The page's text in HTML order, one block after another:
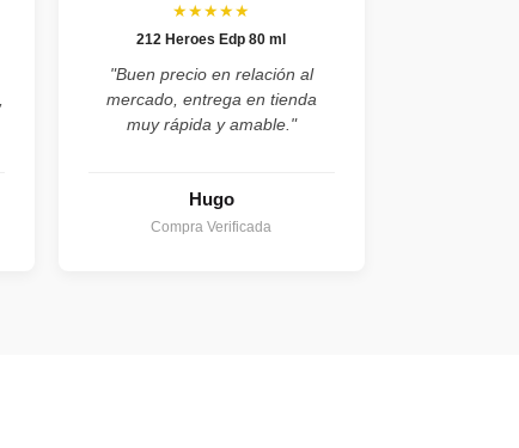
★★★★★
212 Heroes Edp 80 ml
"Buen precio en relación al
mercado, entrega en tienda
muy rápida y amable."
Hugo
Compra Verificada